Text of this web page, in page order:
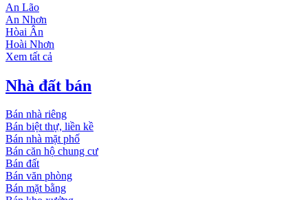
An Lão
An Nhơn
Hòai Ân
Hoài Nhơn
Xem tất cả
Nhà đất bán
Bán nhà riêng
Bán biệt thự, liền kề
Bán nhà mặt phố
Bán căn hộ chung cư
Bán đất
Bán văn phòng
Bán mặt bằng